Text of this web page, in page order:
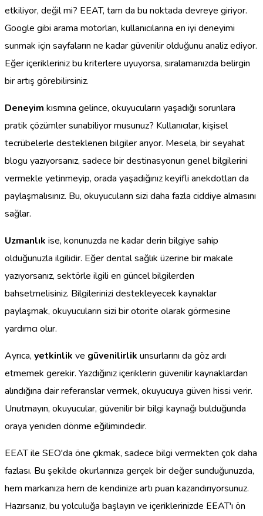
etkiliyor, değil mi? EEAT, tam da bu noktada devreye giriyor.
Google gibi arama motorları, kullanıcılarına en iyi deneyimi
sunmak için sayfaların ne kadar güvenilir olduğunu analiz ediyor.
Eğer içerikleriniz bu kriterlere uyuyorsa, sıralamanızda belirgin
bir artış görebilirsiniz.
Deneyim kısmına gelince, okuyucuların yaşadığı sorunlara
pratik çözümler sunabiliyor musunuz? Kullanıcılar, kişisel
tecrübelerle desteklenen bilgiler arıyor. Mesela, bir seyahat
blogu yazıyorsanız, sadece bir destinasyonun genel bilgilerini
vermekle yetinmeyip, orada yaşadığınız keyifli anekdotları da
paylaşmalısınız. Bu, okuyucuların sizi daha fazla ciddiye almasını
sağlar.
Uzmanlık ise, konunuzda ne kadar derin bilgiye sahip
olduğunuzla ilgilidir. Eğer dental sağlık üzerine bir makale
yazıyorsanız, sektörle ilgili en güncel bilgilerden
bahsetmelisiniz. Bilgilerinizi destekleyecek kaynaklar
paylaşmak, okuyucuların sizi bir otorite olarak görmesine
yardımcı olur.
Ayrıca, yetkinlik ve güvenilirlik unsurlarını da göz ardı
etmemek gerekir. Yazdığınız içeriklerin güvenilir kaynaklardan
alındığına dair referanslar vermek, okuyucuya güven hissi verir.
Unutmayın, okuyucular, güvenilir bir bilgi kaynağı bulduğunda
oraya yeniden dönme eğilimindedir.
EEAT ile SEO'da öne çıkmak, sadece bilgi vermekten çok daha
fazlası. Bu şekilde okurlarınıza gerçek bir değer sunduğunuzda,
hem markanıza hem de kendinize artı puan kazandırıyorsunuz.
Hazırsanız, bu yolculuğa başlayın ve içeriklerinizde EEAT'ı ön